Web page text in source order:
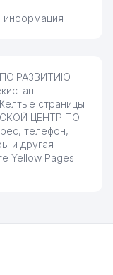
информация
РАЗВИТИЮ
-
страницы
ЦЕНТР ПО
телефон,
и другая
Yellow Pages